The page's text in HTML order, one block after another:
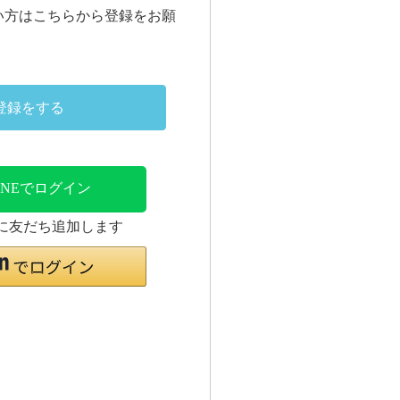
はこちらから登録をお願
録をする
でログイン
友だち追加します